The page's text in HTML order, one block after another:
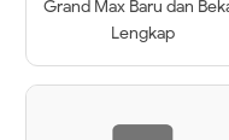
Grand Max Baru dan
Lengkap